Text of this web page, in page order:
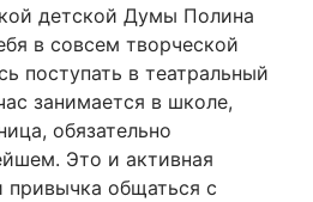
детской Думы Полина
в совсем творческой
поступать в театральный
занимается в школе,
обязательно
Это и активная
привычка общаться с